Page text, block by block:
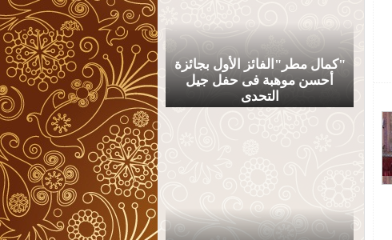
"كمال مطر"الفائز الأول بجائزة
أحسن موهبة فى حفل جيل
التحدى